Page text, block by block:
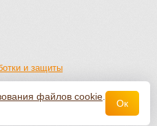
и защиты
файлов cookie
Ок